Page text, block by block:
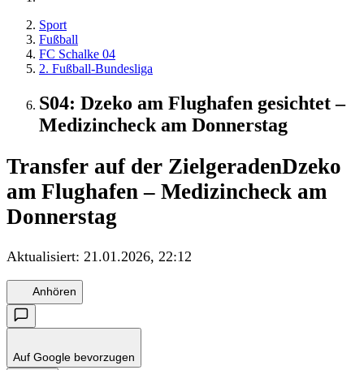
Sport
Fußball
FC Schalke 04
2. Fußball-Bundesliga
S04: Dzeko am Flughafen gesichtet –
Medizincheck am Donnerstag
Transfer auf der ZielgeradenDzeko
am Flughafen – Medizincheck am
Donnerstag
Aktualisiert: 21.01.2026, 22:12
Anhören
Auf Google bevorzugen